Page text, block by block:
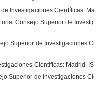
Investigaciones Científicas:
Consejo Superior de
Superior de Investigaciones
Científicas: Madrid.
Superior de Investigaciones